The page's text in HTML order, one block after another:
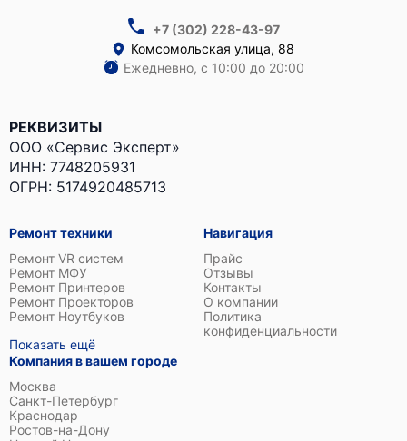
+7 (302) 228-43-97
Комсомольская улица, 88
Ежедневно, с 10:00 до 20:00
РЕКВИЗИТЫ
ООО «Сервис Эксперт»
ИНН: 7748205931
ОГРН: 5174920485713
Ремонт техники
Ремонт VR систем
Ремонт МФУ
Ремонт Принтеров
Ремонт Проекторов
Ремонт Ноутбуков
Показать ещё
Компания в вашем городе
Москва
Санкт-Петербург
Краснодар
Ростов-на-Дону
Навигация
Прайс
Отзывы
Контакты
О компании
Политика
конфиденциальности